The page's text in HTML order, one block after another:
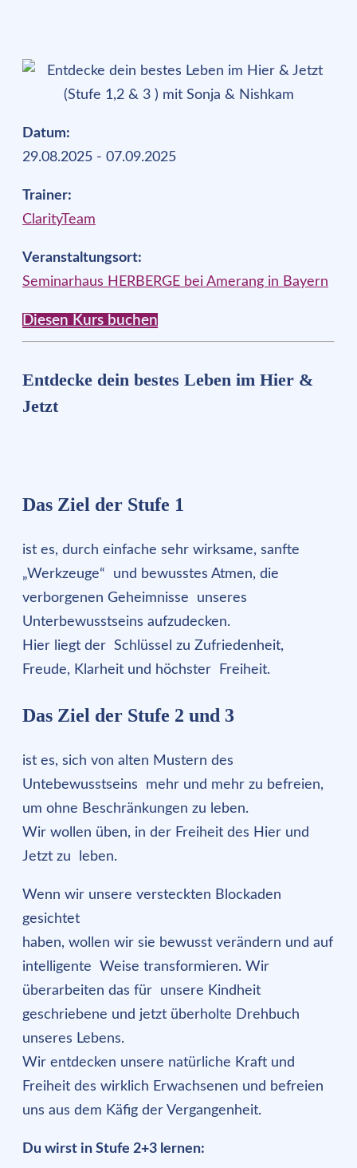
Datum:
29.08.2025 - 07.09.2025
Trainer:
ClarityTeam
Veranstaltungsort:
Seminarhaus HERBERGE bei Amerang in Bayern
Diesen Kurs buchen
Entdecke dein bestes Leben im Hier &
Jetzt
Das Ziel der Stufe 1
ist es, durch einfache sehr wirksame, sanfte
„Werkzeuge“ und bewusstes Atmen, die
verborgenen Geheimnisse unseres
Unterbewusstseins aufzudecken.
Hier liegt der Schlüssel zu Zufriedenheit,
Freude, Klarheit und höchster Freiheit.
Das Ziel der Stufe 2 und 3
ist es, sich von alten Mustern des
Untebewusstseins mehr und mehr zu befreien,
um ohne Beschränkungen zu leben.
Wir wollen üben, in der Freiheit des Hier und
Jetzt zu leben.
Wenn wir unsere versteckten Blockaden
gesichtet
haben, wollen wir sie bewusst verändern und auf
intelligente Weise transformieren. Wir
überarbeiten das für unsere Kindheit
geschriebene und jetzt überholte Drehbuch
unseres Lebens.
Wir entdecken unsere natürliche Kraft und
Freiheit des wirklich Erwachsenen und befreien
uns aus dem Käfig der Vergangenheit.
Du wirst in Stufe 2+3 lernen: